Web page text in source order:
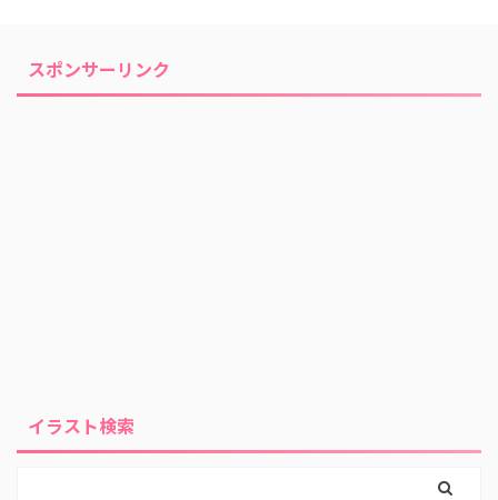
スポンサーリンク
イラスト検索